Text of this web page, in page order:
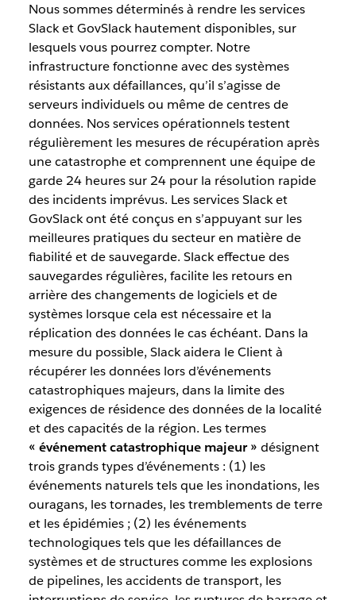
Nous sommes déterminés à rendre les services
Slack et GovSlack hautement disponibles, sur
lesquels vous pourrez compter. Notre
infrastructure fonctionne avec des systèmes
résistants aux défaillances, qu’il s’agisse de
serveurs individuels ou même de centres de
données. Nos services opérationnels testent
régulièrement les mesures de récupération après
une catastrophe et comprennent une équipe de
garde 24 heures sur 24 pour la résolution rapide
des incidents imprévus. Les services Slack et
GovSlack ont été conçus en s’appuyant sur les
meilleures pratiques du secteur en matière de
fiabilité et de sauvegarde. Slack effectue des
sauvegardes régulières, facilite les retours en
arrière des changements de logiciels et de
systèmes lorsque cela est nécessaire et la
réplication des données le cas échéant. Dans la
mesure du possible, Slack aidera le Client à
récupérer les données lors d’événements
catastrophiques majeurs, dans la limite des
exigences de résidence des données de la localité
et des capacités de la région. Les termes
« événement catastrophique majeur » désignent
trois grands types d’événements : (1) les
événements naturels tels que les inondations, les
ouragans, les tornades, les tremblements de terre
et les épidémies ; (2) les événements
technologiques tels que les défaillances de
systèmes et de structures comme les explosions
de pipelines, les accidents de transport, les